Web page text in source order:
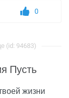
0
(id: 94683)
Пусть
жизни